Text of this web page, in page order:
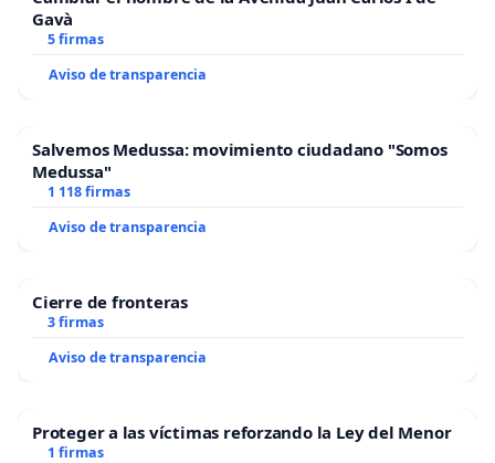
Gavà
5 firmas
Aviso de transparencia
Salvemos Medussa: movimiento ciudadano "Somos
Medussa"
1 118 firmas
Aviso de transparencia
Cierre de fronteras
3 firmas
Aviso de transparencia
Proteger a las víctimas reforzando la Ley del Menor
1 firmas